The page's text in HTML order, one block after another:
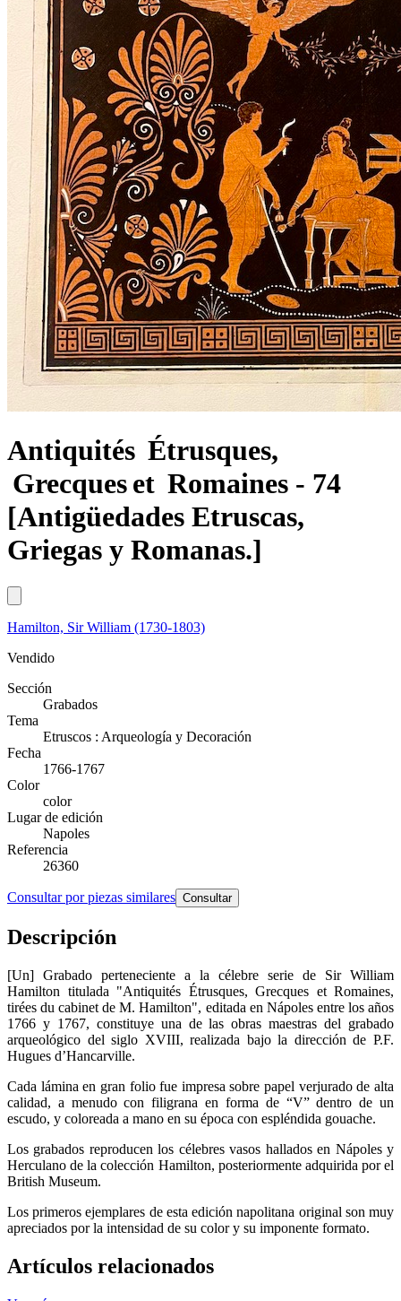
Antiquités Étrusques,
Grecques et Romaines - 74
[Antigüedades Etruscas,
Griegas y Romanas.]
Hamilton, Sir William (1730-1803)
Vendido
Sección
Grabados
Tema
Etruscos : Arqueología y Decoración
Fecha
1766-1767
Color
color
Lugar de edición
Napoles
Referencia
26360
Consultar por piezas similares Consultar
Descripción
[Un] Grabado perteneciente a la célebre serie de Sir William
Hamilton titulada "Antiquités Étrusques, Grecques et Romaines,
tirées du cabinet de M. Hamilton", editada en Nápoles entre los años
1766 y 1767, constituye una de las obras maestras del grabado
arqueológico del siglo XVIII, realizada bajo la dirección de P.F.
Hugues d’Hancarville.
Cada lámina en gran folio fue impresa sobre papel verjurado de alta
calidad, a menudo con filigrana en forma de “V” dentro de un
escudo, y coloreada a mano en su época con espléndida gouache.
Los grabados reproducen los célebres vasos hallados en Nápoles y
Herculano de la colección Hamilton, posteriormente adquirida por el
British Museum.
Los primeros ejemplares de esta edición napolitana original son muy
apreciados por la intensidad de su color y su imponente formato.
Artículos relacionados